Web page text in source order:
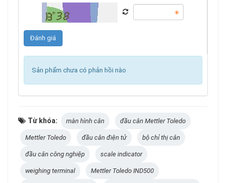
Sản phẩm chưa có phản hồi nào
Từ khóa: màn hình cân đầu cân Mettler Toledo
Mettler Toledo đầu cân điện tử bộ chỉ thị cân
đầu cân công nghiệp scale indicator
weighing terminal Mettler Toledo IND500